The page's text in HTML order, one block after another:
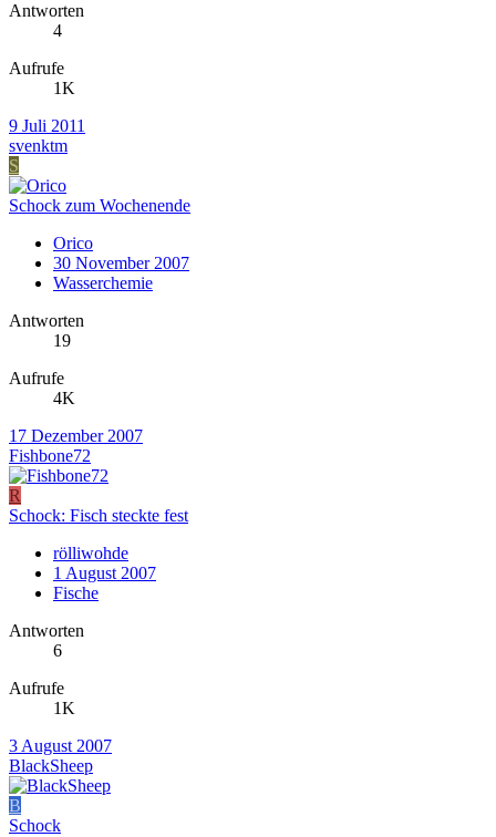
Antworten
4
Aufrufe
1K
9 Juli 2011
svenktm
S
Schock zum Wochenende
Orico
30 November 2007
Wasserchemie
Antworten
19
Aufrufe
4K
17 Dezember 2007
Fishbone72
R
Schock: Fisch steckte fest
rölliwohde
1 August 2007
Fische
Antworten
6
Aufrufe
1K
3 August 2007
BlackSheep
B
Schock